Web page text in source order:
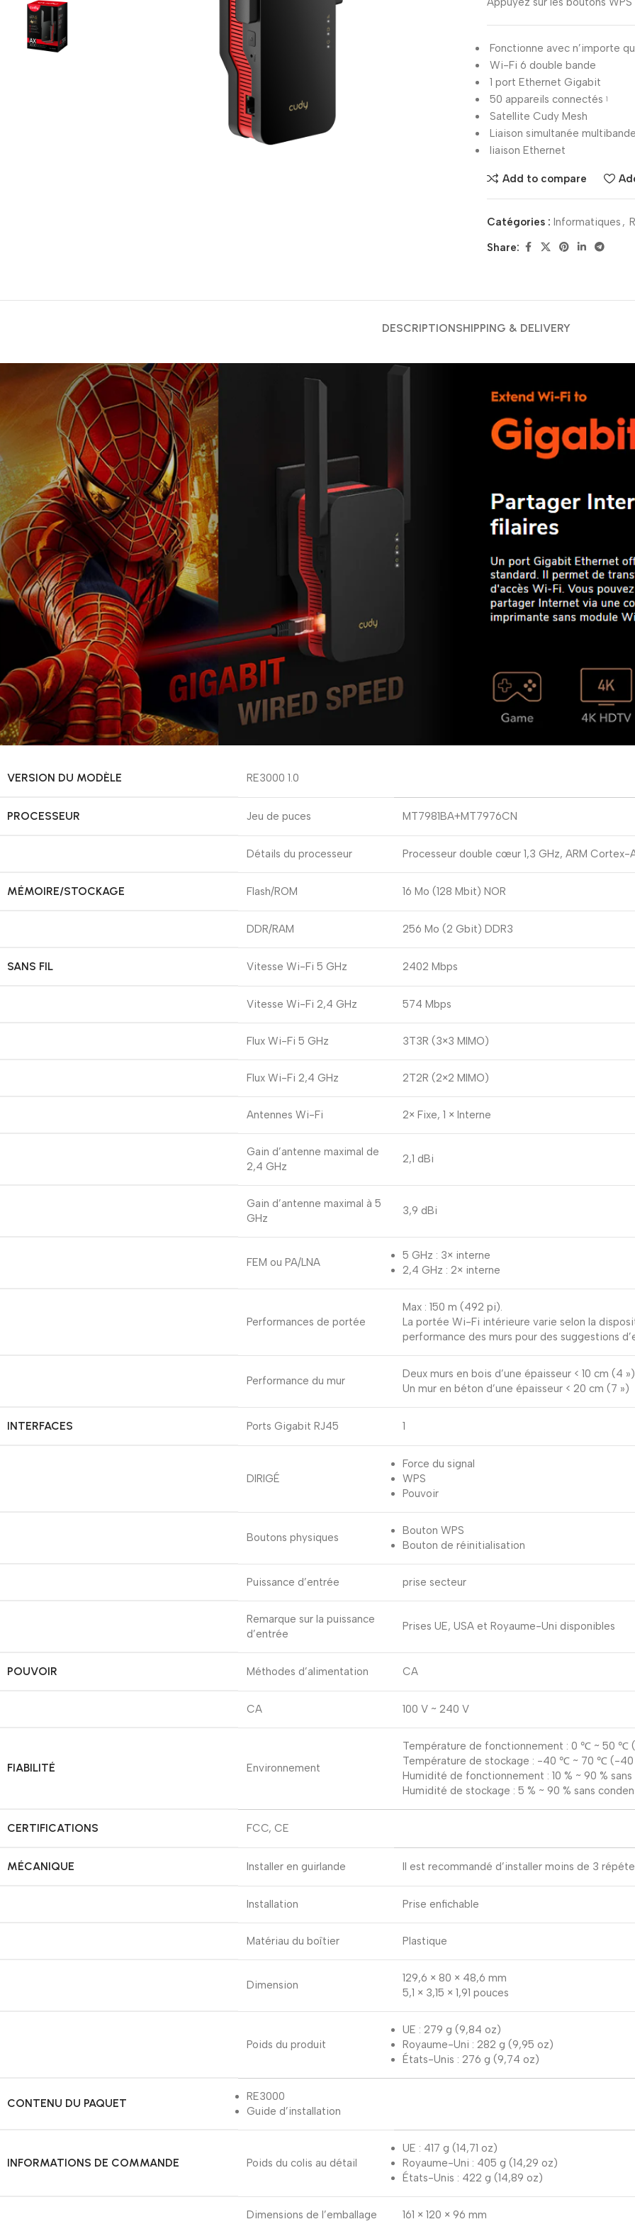
Fonctionne avec n’importe
Wi-Fi 6 double bande
1 port Ethernet Gigabit
50 appareils connectés 1
Satellite Cudy Mesh
Liaison simultanée
liaison Ethernet
Add to compare
Catégories : Informatiques ,
Share:
DESCRIPTIONSHIPPING & DELIVERY
VERSION DU MODÈLE RE3000 1.0
PROCESSEUR Jeu de puces MT7981BA+MT7976CN
Détails du processeur Processeur double cœur 1,3 GHz, ARM Cortex-
MÉMOIRE/STOCKAGE Flash/ROM 16 Mo (128 Mbit) NOR
DDR/RAM 256 Mo (2 Gbit) DDR3
SANS FIL Vitesse Wi-Fi 5 GHz 2402 Mbps
Vitesse Wi-Fi 2,4 GHz 574 Mbps
Flux Wi-Fi 5 GHz 3T3R (3×3 MIMO)
Flux Wi-Fi 2,4 GHz 2T2R (2×2 MIMO)
Antennes Wi-Fi 2× Fixe, 1 × Interne
Gain d’antenne maximal de
2,4 GHz
2,1 dBi
Gain d’antenne maximal à 5 ​​
GHz
3,9 dBi
FEM ou PA/LNA
5 GHz : 3× interne
2,4 GHz : 2× interne
Performances de portée
Max : 150 m (492 pi).
La portée Wi-Fi intérieure varie selon la
performance des murs pour des suggestions
Performance du mur
Deux murs en bois d’une épaisseur < 10 cm (4 »)
Un mur en béton d’une épaisseur < 20 cm (7 »)
INTERFACES Ports Gigabit RJ45 1
DIRIGÉ
Force du signal
WPS
Pouvoir
Boutons physiques
Bouton WPS
Bouton de réinitialisation
Puissance d’entrée prise secteur
Remarque sur la puissance
d’entrée
Prises UE, USA et Royaume-Uni disponibles
POUVOIR Méthodes d’alimentation CA
CA 100 V ~ 240 V
FIABILITÉ Environnement
Température de fonctionnement : 0 ℃ ~ 50 ℃
Température de stockage : -40 ℃ ~ 70 ℃ (-
Humidité de fonctionnement : 10 % ~ 90 %
Humidité de stockage : 5 % ~ 90 % sans
CERTIFICATIONS FCC, CE
MÉCANIQUE Installer en guirlande Il est recommandé d’installer moins de 3
Installation Prise enfichable
Matériau du boîtier Plastique
Dimension
129,6 × 80 × 48,6 mm
5,1 × 3,15 × 1,91 pouces
Poids du produit
UE : 279 g (9,84 oz)
Royaume-Uni : 282 g (9,95 oz)
États-Unis : 276 g (9,74 oz)
CONTENU DU PAQUET
RE3000
Guide d’installation
INFORMATIONS DE COMMANDE Poids du colis au détail
UE : 417 g (14,71 oz)
Royaume-Uni : 405 g (14,29 oz)
États-Unis : 422 g (14,89 oz)
Dimensions de l’emballage
161 × 120 × 96 mm